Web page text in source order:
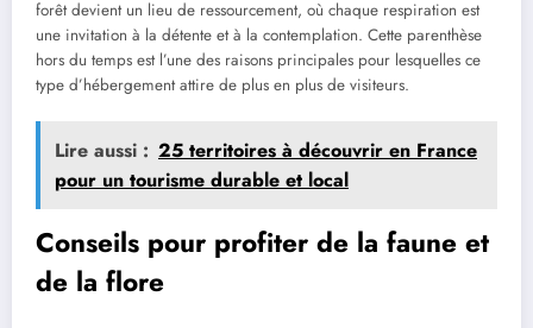
forêt devient un lieu de ressourcement, où chaque respiration est
une invitation à la détente et à la contemplation. Cette parenthèse
hors du temps est l’une des raisons principales pour lesquelles ce
type d’hébergement attire de plus en plus de visiteurs.
Lire aussi : 25 territoires à découvrir en France
pour un tourisme durable et local
Conseils pour profiter de la faune et
de la flore